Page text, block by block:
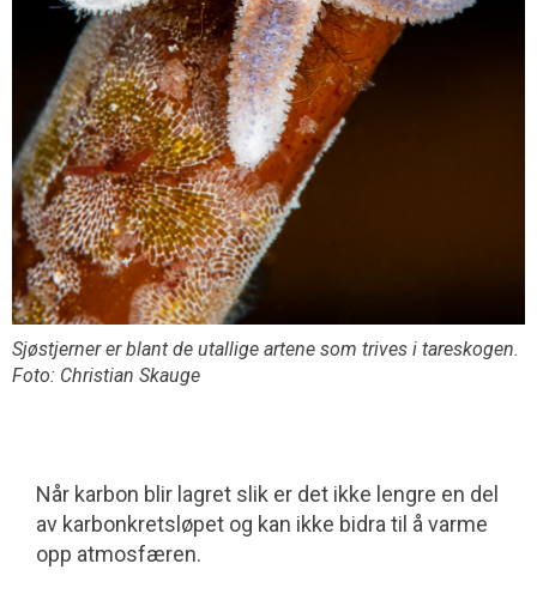
Sjøstjerner er blant de utallige artene som trives i tareskogen.
Foto: Christian Skauge
Når karbon blir lagret slik er det ikke lengre en del
av karbonkretsløpet og kan ikke bidra til å varme
opp atmosfæren.